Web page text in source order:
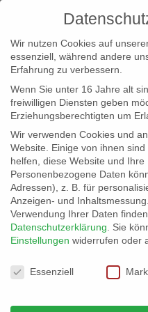
info@erfolgreich-
+4940 46 777 230
07042_gr_001
Wir nutzen Cookies auf
essenziell, während andere
Erfahrung zu verbessern.
Wenn Sie unter 16 Jahre alt
freiwilligen Diensten geben
Erziehungsberechtigten um
Wir verwenden Cookies und
Website. Einige von ihnen
helfen, diese Website und Ihre
Personenbezogene Daten
Adressen), z. B. für
Anzeigen- und Inhaltsmessung.
Verwendung Ihrer Daten
Datenschutzerklärung
Sie
Einstellungen widerrufen oder
Datenschutzeinstellungen
Essenziell